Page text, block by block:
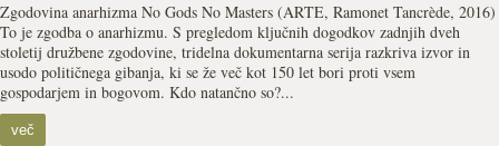
Zgodovina anarhizma No Gods No Masters (ARTE, Ramonet Tancrède, 2016)
To je zgodba o anarhizmu. S pregledom ključnih dogodkov zadnjih dveh
stoletij družbene zgodovine, tridelna dokumentarna serija razkriva izvor in
usodo političnega gibanja, ki se že več kot 150 let bori proti vsem
gospodarjem in bogovom. Kdo natančno so?...
več